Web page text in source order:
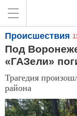
Происшествия
Под
«ГАЗели»
Трагедия
района